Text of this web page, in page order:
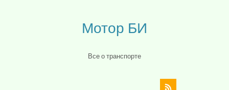
Мотор БИ
Все о транспорте